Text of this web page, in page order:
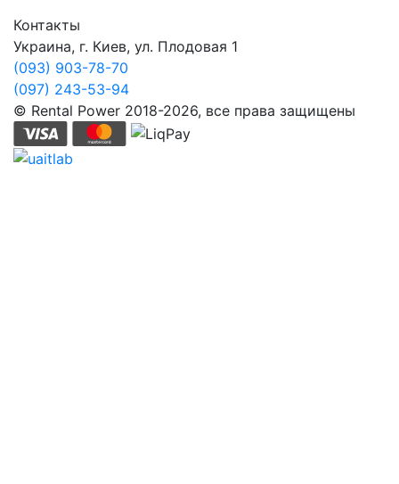
Контакты
Украина, г. Киев, ул. Плодовая 1
(093) 903-78-70
(097) 243-53-94
© Rental Power 2018-2026, все права защищены